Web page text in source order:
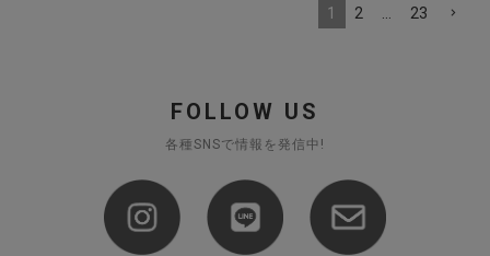
1
2 23
FOLLOW US
各種SNSで情報を発信中!